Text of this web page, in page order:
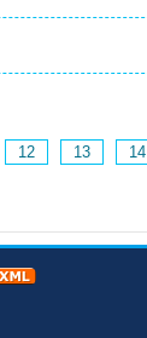
12 13 14